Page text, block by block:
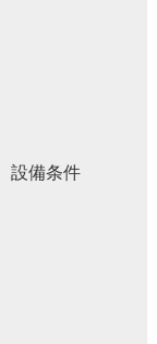
設備条件